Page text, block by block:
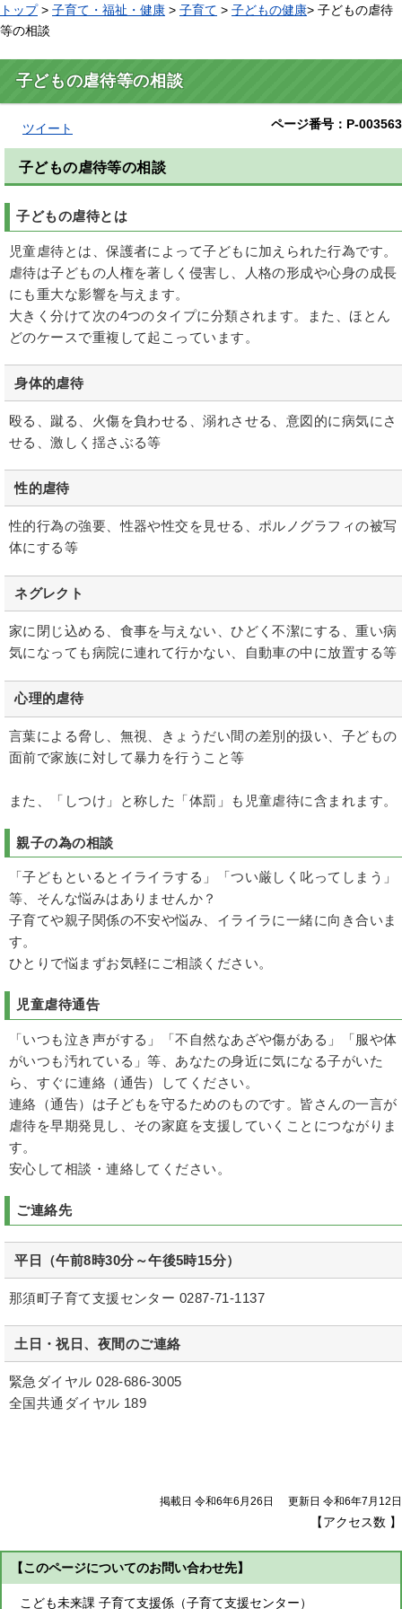
トップ> 子育て・福祉・健康 > 子育て > 子どもの健康> 子どもの虐待
等の相談
子どもの虐待等の相談
ページ番号：P-003563
ツイート
子どもの虐待等の相談
子どもの虐待とは
児童虐待とは、保護者によって子どもに加えられた行為です。
虐待は子どもの人権を著しく侵害し、人格の形成や心身の成長
にも重大な影響を与えます。
大きく分けて次の4つのタイプに分類されます。また、ほとん
どのケースで重複して起こっています。
身体的虐待
殴る、蹴る、火傷を負わせる、溺れさせる、意図的に病気にさ
せる、激しく揺さぶる等
性的虐待
性的行為の強要、性器や性交を見せる、ポルノグラフィの被写
体にする等
ネグレクト
家に閉じ込める、食事を与えない、ひどく不潔にする、重い病
気になっても病院に連れて行かない、自動車の中に放置する等
心理的虐待
言葉による脅し、無視、きょうだい間の差別的扱い、子どもの
面前で家族に対して暴力を行うこと等
また、「しつけ」と称した「体罰」も児童虐待に含まれます。
親子の為の相談
「子どもといるとイライラする」「つい厳しく叱ってしまう」
等、そんな悩みはありませんか？
子育てや親子関係の不安や悩み、イライラに一緒に向き合いま
す。
ひとりで悩まずお気軽にご相談ください。
児童虐待通告
「いつも泣き声がする」「不自然なあざや傷がある」「服や体
がいつも汚れている」等、あなたの身近に気になる子がいた
ら、すぐに連絡（通告）してください。
連絡（通告）は子どもを守るためのものです。皆さんの一言が
虐待を早期発見し、その家庭を支援していくことにつながりま
す。
安心して相談・連絡してください。
ご連絡先
平日（午前8時30分～午後5時15分）
那須町子育て支援センター 0287-71-1137
土日・祝日、夜間のご連絡
緊急ダイヤル 028-686-3005
全国共通ダイヤル 189
掲載日 令和6年6月26日 更新日 令和6年7月12日
【アクセス数 】
【このページについてのお問い合わせ先】
こども未来課 子育て支援係（子育て支援センター）